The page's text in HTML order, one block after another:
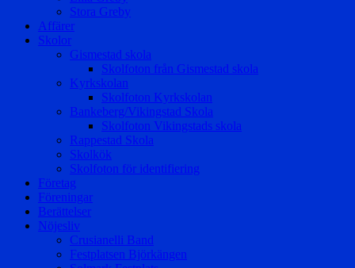
Stora Greby
Affärer
Skolor
Gismestad skola
Skolfoton från Gismestad skola
Kyrkskolan
Skolfoton Kyrkskolan
Bankeberg/Vikingstad Skola
Skolfoton Vikingstads skola
Rappestad Skola
Skolkök
Skolfoton för identifiering
Företag
Föreningar
Berättelser
Nöjesliv
Crusianelli Band
Festplatsen Björkängen